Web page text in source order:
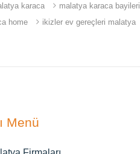
karaca malatya karaca bayileri
home ikizler ev gereçleri malatya
Menü